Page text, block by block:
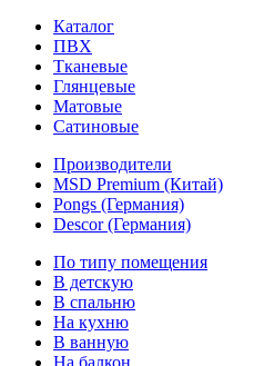
Каталог
ПВХ
Тканевые
Глянцевые
Матовые
Сатиновые
Производители
MSD Premium (Китай)
Pongs (Германия)
Descor (Германия)
По типу помещения
В детскую
В спальню
На кухню
В ванную